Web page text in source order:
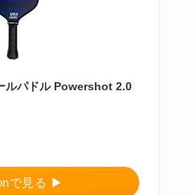
ルパドル Powershot 2.0
で見る ▶︎